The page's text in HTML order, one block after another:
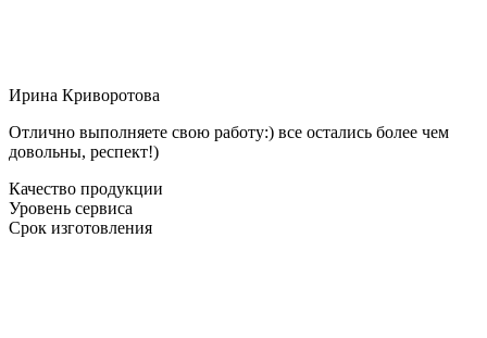
Ирина Криворотова
Отлично выполняете свою работу:) все остались более чем
довольны, респект!)
Качество продукции
Уровень сервиса
Срок изготовления